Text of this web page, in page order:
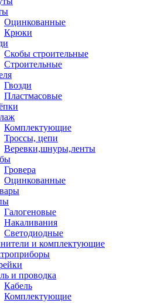
Оцинкованные
Крюки
Скобы строительные
Строительные
Гвозди
Пластмасовые
Комплектующие
Троссы, цепи
Веревки,шнуры,ленты
Гровера
Оцинкованные
Галогеновые
Накаливания
Светодиодные
и комплектующие
и проводка
Кабель
Комплектующие